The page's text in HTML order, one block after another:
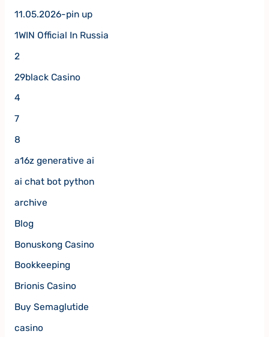
11.05.2026-pin up
1WIN Official In Russia
2
29black Casino
4
7
8
a16z generative ai
ai chat bot python
archive
Blog
Bonuskong Casino
Bookkeeping
Brionis Casino
Buy Semaglutide
casino